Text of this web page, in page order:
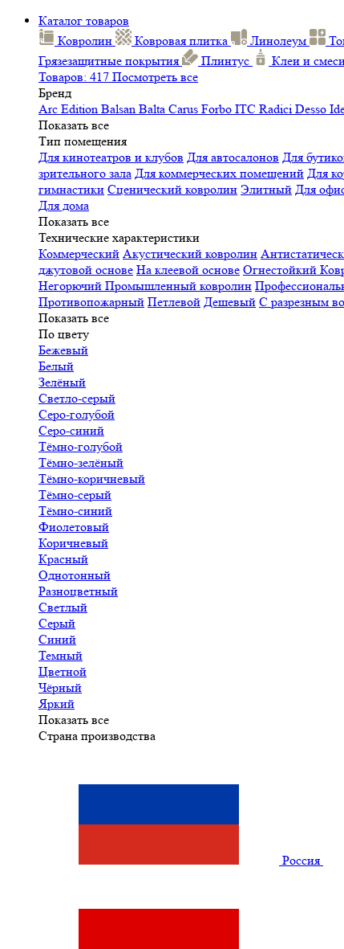
Каталог товаров
Ковролин
Ковровая плитка Линолеум
Грязезащитные покрытия
Плинтус
Клеи и
Товаров: 417 Посмотреть все
Бренд
Arc Edition Balsan Balta Carus Forbo ITC Radici Desso
Показать все
Тип помещения
Для кинотеатров и клубов Для автосалонов Для
зрительного зала Для коммерческих помещений Для
гимнастики Сценический ковролин Элитный Для
Для дома
Показать все
Технические характеристики
Коммерческий Акустический ковролин
джутовой основе На клеевой основе Огнестойкий
Негорючий Промышленный ковролин
Противопожарный Петлевой Дешевый С разрезным
Показать все
По цвету
Бежевый
Белый
Зелёный
Светло-серый
Серо-голубой
Серо-синий
Тёмно-голубой
Тёмно-зелёный
Тёмно-коричневый
Тёмно-серый
Тёмно-синий
Фиолетовый
Коричневый
Красный
Однотонный
Разноцветный
Светлый
Серый
Синий
Темный
Цветной
Чёрный
Яркий
Показать все
Страна производства
Россия